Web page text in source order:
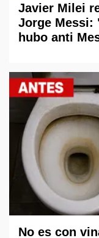
Javier Milei
Jorge Messi:
hubo anti
No es con